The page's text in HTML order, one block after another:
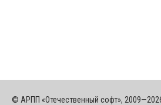
© АРПП «Отечественный софт»,